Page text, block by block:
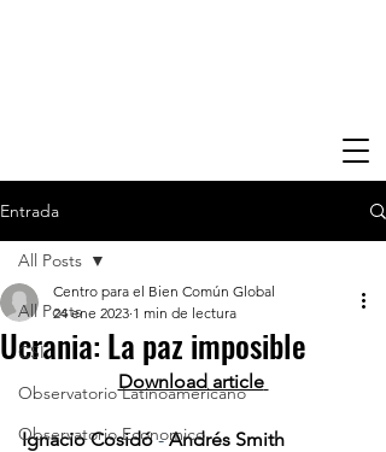
Entrada
All Posts
CSI
Observatorio Latinoamericano
Observatorio Economico
All Posts
Ucrania: La paz imposible
Centro para el Bien Común Global
24 ene 2023 1 min de lectura
Download article
Ignacio Cosidó - Andrés Smith